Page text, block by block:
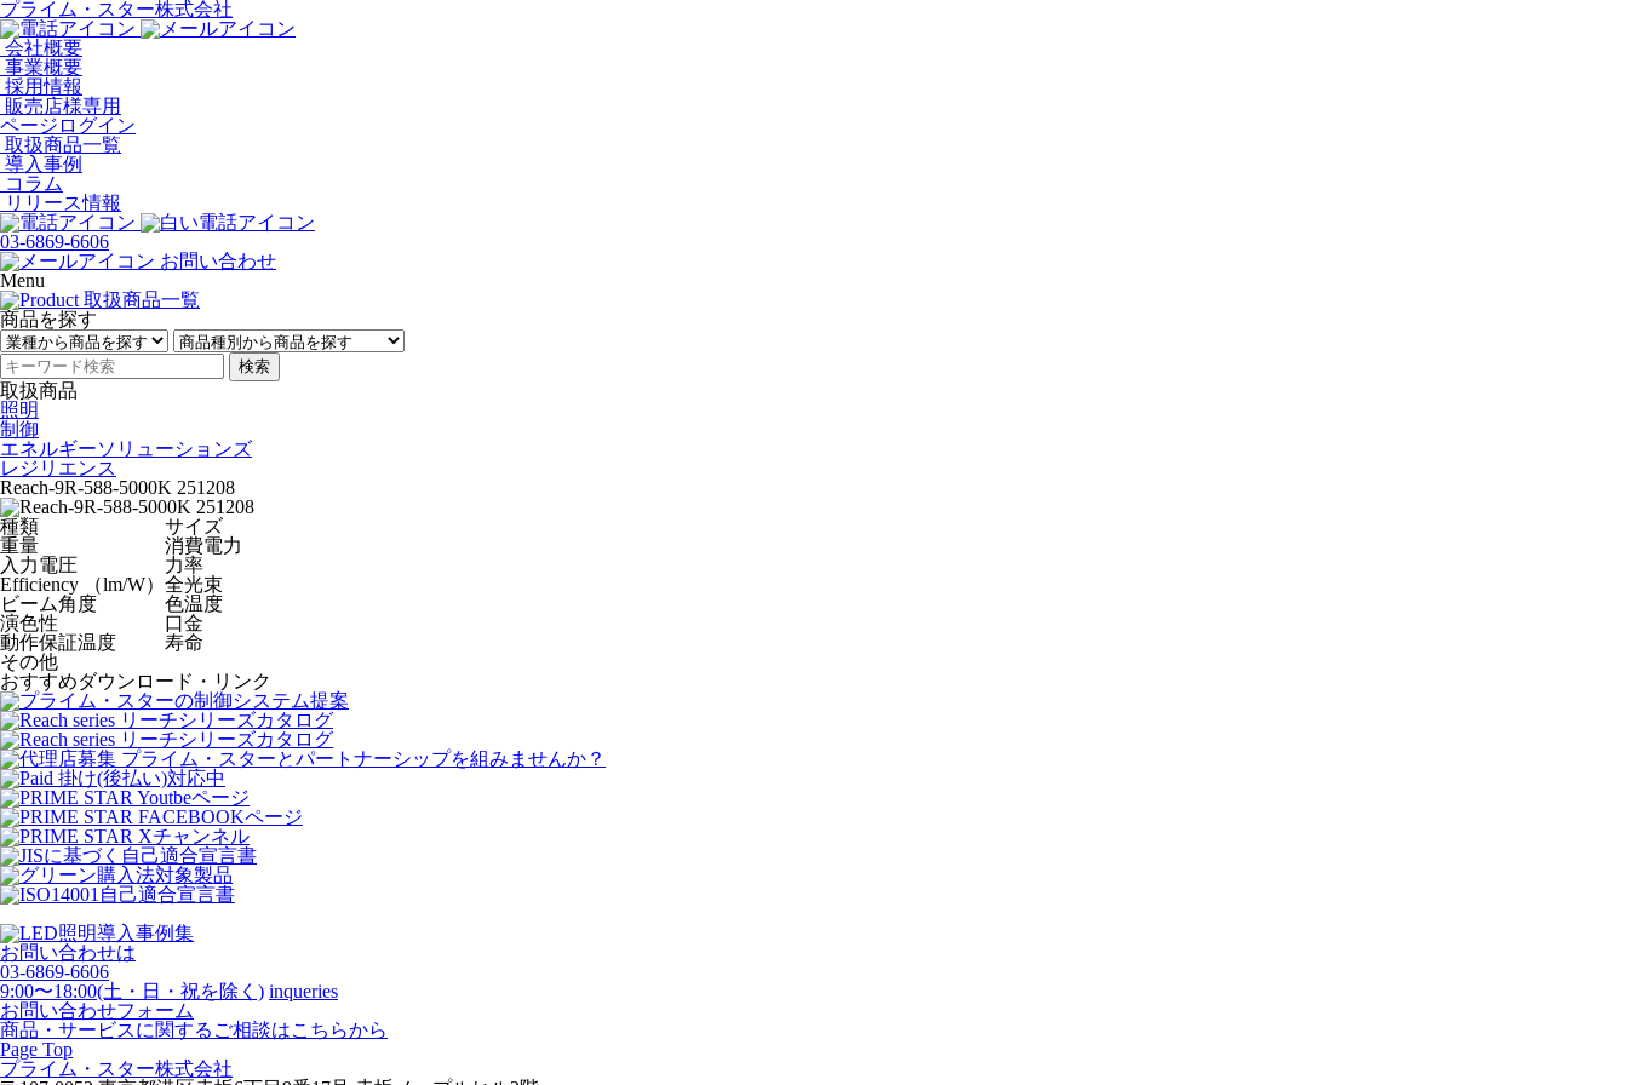
プライム・スター株式会社
会社概要
事業概要
採用情報
販売店様専用
ページログイン
取扱商品一覧
導入事例
コラム
リリース情報
03-6869-6606
お問い合わせ
Menu
商品を探す
検索
取扱商品
照明
制御
エネルギーソリューションズ
レジリエンス
Reach-9R-588-5000K 251208
種類
サイズ
重量
消費電力
入力電圧
力率
Efficiency （lm/W） 全光束
ビーム角度
色温度
演色性
口金
動作保証温度
寿命
その他
おすすめダウンロード・リンク
お問い合わせは
03-6869-6606
9:00〜18:00(土・日・祝を除く) inqueries
お問い合わせフォーム
商品・サービスに関するご相談はこちらから
Page Top
プライム・スター株式会社